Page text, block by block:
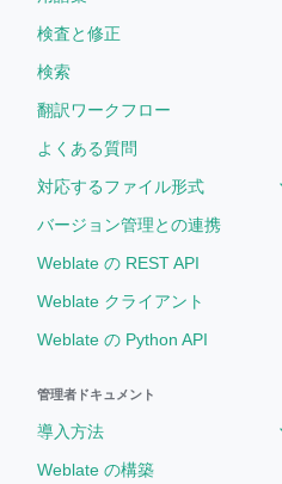
検査と修正
検索
翻訳ワークフロー
よくある質問
対応するファイル形式
バージョン管理との連携
Weblate の REST API
Weblate クライアント
Weblate の Python API
管理者ドキュメント
導入方法
Weblate の構築